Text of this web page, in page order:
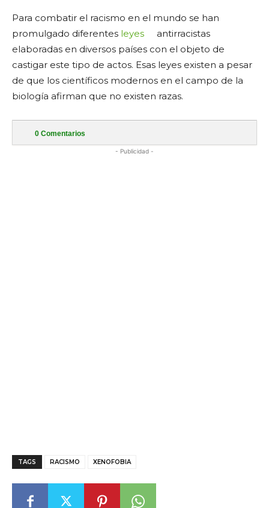
Para combatir el racismo en el mundo se han
promulgado diferentes leyes
antirracistas
elaboradas en diversos países con el objeto de
castigar este tipo de actos. Esas leyes existen a pesar
de que los científicos modernos en el campo de la
biología afirman que no existen razas.
0 Comentarios
- Publicidad -
TAGS RACISMO XENOFOBIA